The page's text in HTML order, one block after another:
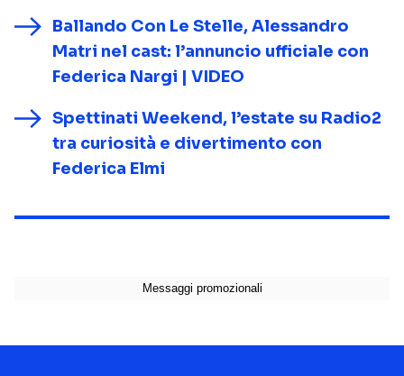
Ballando Con Le Stelle, Alessandro
Matri nel cast: l’annuncio ufficiale con
Federica Nargi | VIDEO
Spettinati Weekend, l’estate su Radio2
tra curiosità e divertimento con
Federica Elmi